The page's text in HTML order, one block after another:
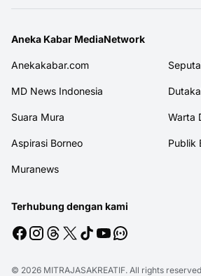
Aneka Kabar MediaNetwork
Anekakabar.com
MD News Indonesia
Suara Mura Warta
Aspirasi Borneo Publik
Muranews
Terhubung dengan kami
© 2026 MITRAJASAKREATIF. All rights